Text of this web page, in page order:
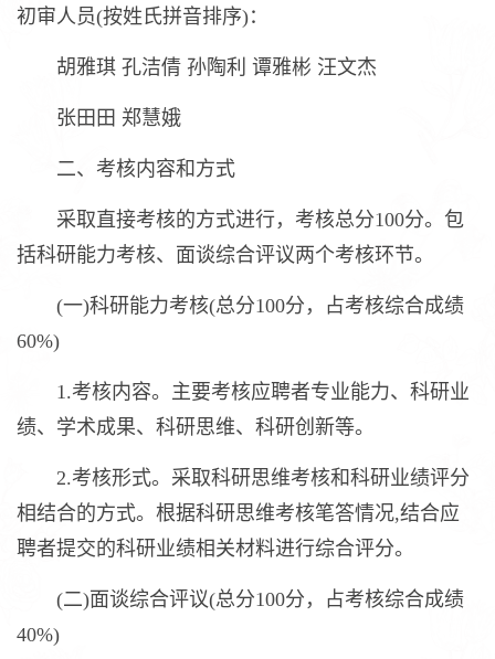
初审人员(按姓氏拼音排序)：
胡雅琪 孔洁倩 孙陶利 谭雅彬 汪文杰
张田田 郑慧娥
二、考核内容和方式
采取直接考核的方式进行，考核总分100分。包
括科研能力考核、面谈综合评议两个考核环节。
(一)科研能力考核(总分100分，占考核综合成绩
60%)
1.考核内容。主要考核应聘者专业能力、科研业
绩、学术成果、科研思维、科研创新等。
2.考核形式。采取科研思维考核和科研业绩评分
相结合的方式。根据科研思维考核笔答情况,结合应
聘者提交的科研业绩相关材料进行综合评分。
(二)面谈综合评议(总分100分，占考核综合成绩
40%)